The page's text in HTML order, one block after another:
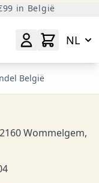
in België
NL
België
Wommelgem,